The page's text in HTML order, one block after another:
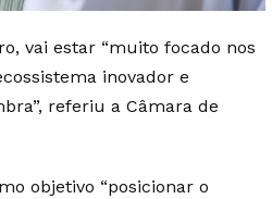
vai estar “muito focado nos
inovador e
referiu a Câmara de
objetivo “posicionar o